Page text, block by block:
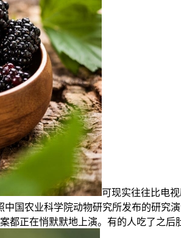
可现实往往比电
国农业科学院动物研究所发布的研
都正在悄默默地上演。有的人吃了之